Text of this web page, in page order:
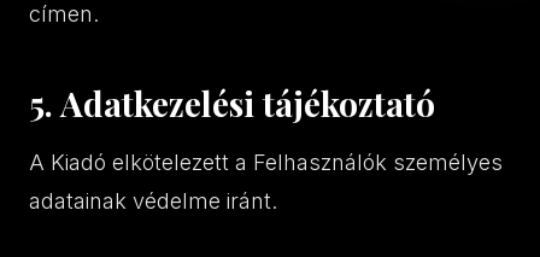
címen.
5. Adatkezelési tájékoztató
A Kiadó elkötelezett a Felhasználók személyes
adatainak védelme iránt.